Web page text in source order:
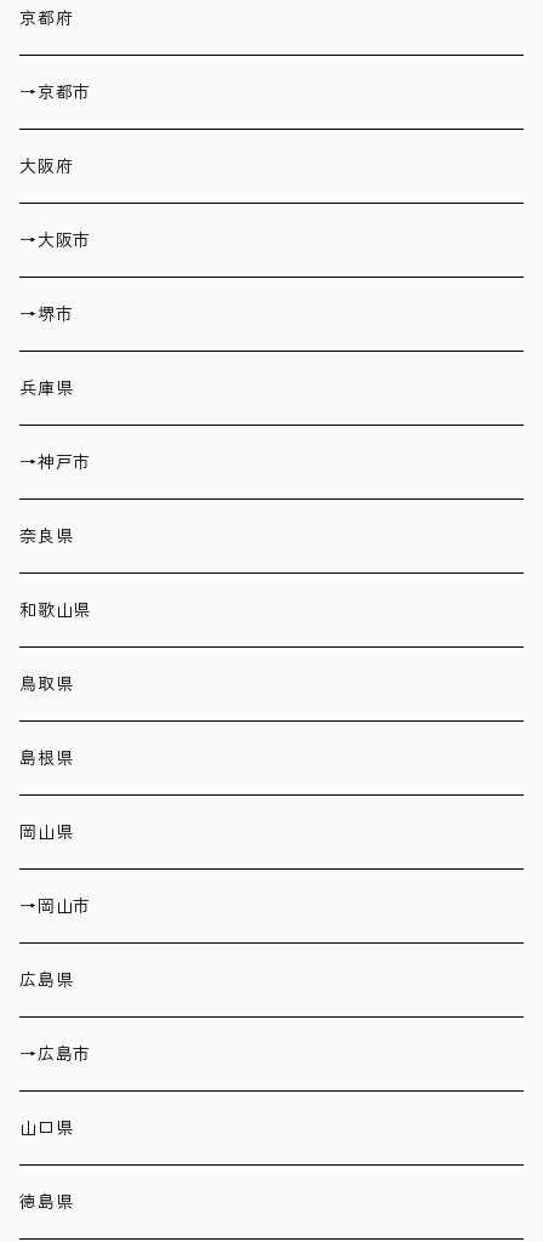
京都府
→京都市
大阪府
→大阪市
→堺市
兵庫県
→神戸市
奈良県
和歌山県
鳥取県
島根県
岡山県
→岡山市
広島県
→広島市
山口県
徳島県